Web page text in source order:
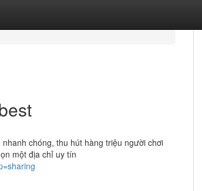
chóng, thu hút hàng triệu người chơi
một địa chỉ uy tín